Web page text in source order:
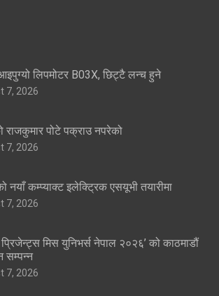
लिपमोटर B03X, छिट्टै लन्च हुने
7, 2026
राजकुमार पोटे पक्राउ नपरेको
7, 2026
नयाँ कम्प्याक्ट इलेक्ट्रिक एसयूभी तयारीमा
7, 2026
प्रिजेन्ट्स मिस युनिभर्स नेपाल २०२६’ को काठमाडौं
सम्पन्न
7, 2026